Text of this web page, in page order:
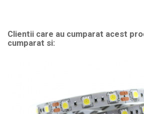
Clientii care au cumparat acest
cumparat si: